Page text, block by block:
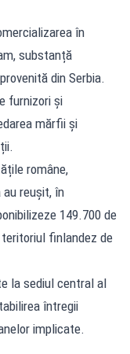
în
substanță
din Serbia.
furnizori și
mărfii și
române,
au reușit, în
149.700 de
finlandez de
la sediul central al
întregii
implicate.